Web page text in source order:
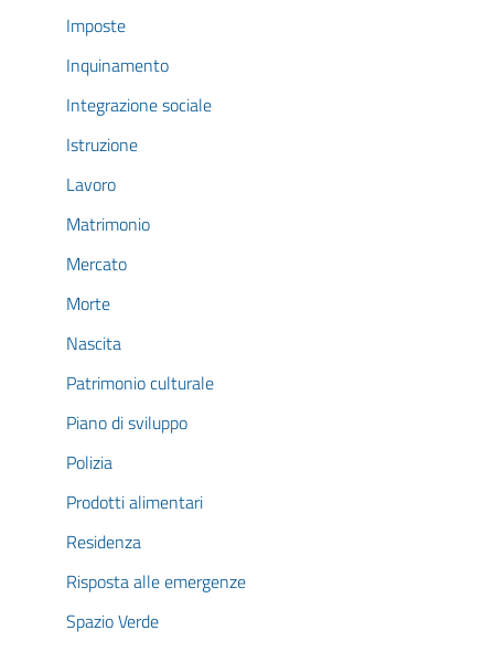
Imposte
Inquinamento
Integrazione sociale
Istruzione
Lavoro
Matrimonio
Mercato
Morte
Nascita
Patrimonio culturale
Piano di sviluppo
Polizia
Prodotti alimentari
Residenza
Risposta alle emergenze
Spazio Verde